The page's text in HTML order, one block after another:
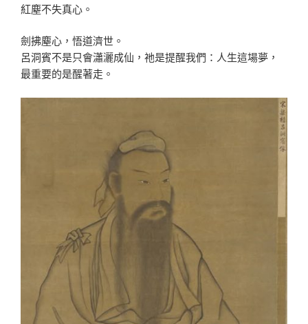
紅塵不失真心。
劍拂塵心，悟道濟世。
呂洞賓不是只會瀟灑成仙，祂是提醒我們：人生這場夢，
最重要的是醒著走。